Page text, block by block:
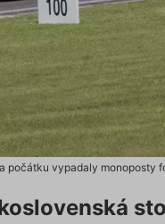
počátku vypadaly monoposty